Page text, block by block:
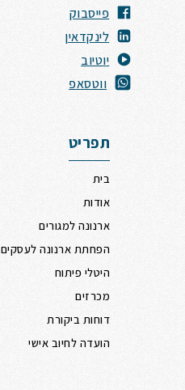
פייסבוק
לינקדאין
יוטיוב
ווטסאפ
תפריט
בית
אודות
ארנונה למגורים
הפחתת ארנונה לעסקים
היטלי פיתוח
מכרזים
דוחות ביקורת
הועדה לחיוב אישי